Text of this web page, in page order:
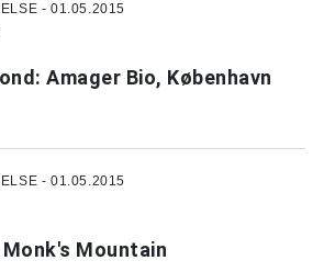
- 01.05.2015
Amager Bio, København
- 01.05.2015
Mountain